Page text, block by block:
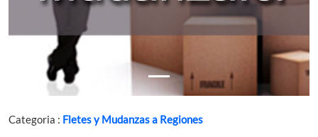
Categoria : Fletes y Mudanzas a Regiones